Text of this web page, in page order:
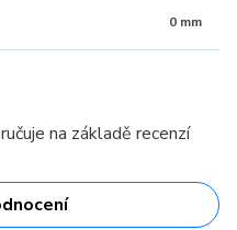
0 mm
na základě recenzí